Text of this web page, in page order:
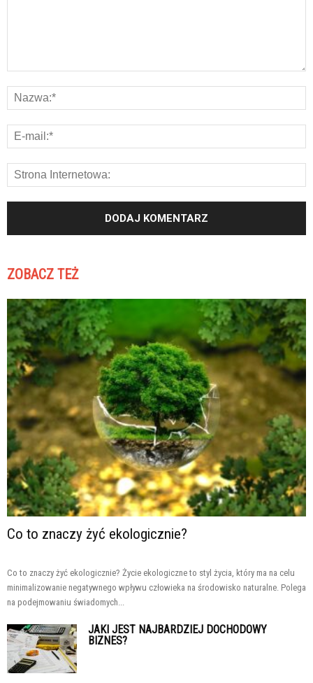
ZOBACZ TEŻ
Co to znaczy żyć ekologicznie?
Co to znaczy żyć ekologicznie? Życie ekologiczne to styl życia, który ma na celu
minimalizowanie negatywnego wpływu człowieka na środowisko naturalne. Polega
na podejmowaniu świadomych...
JAKI JEST NAJBARDZIEJ DOCHODOWY
BIZNES?